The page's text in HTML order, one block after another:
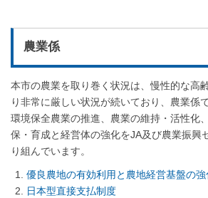
農業係
本市の農業を取り巻く状況は、慢性的な高
り非常に厳しい状況が続いており、農業係
環境保全農業の推進、農業の維持・活性化
保・育成と経営体の強化をJA及び農業振興
り組んでいます。
優良農地の有効利用と農地経営基盤の強
日本型直接支払制度